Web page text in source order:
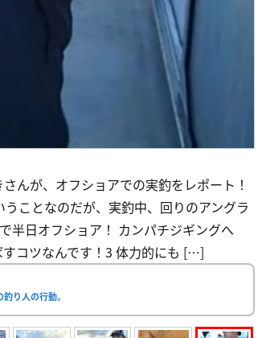
んが、オフショアでの実釣をレポート！
ことなのだが、実釣中、回りのアングラ
半日オフショア！ カンパチジギングへ
コツなんです！3 体力的にも […]
り人の行動。